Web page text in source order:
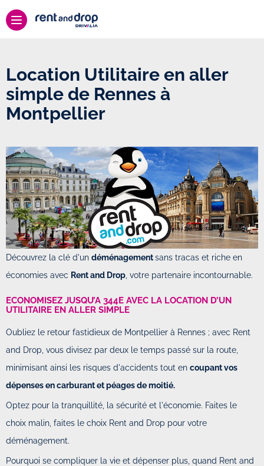
Location Utilitaire en aller
simple de Rennes à
Montpellier
Découvrez la clé d'un déménagementsans tracas et riche en
économies avec Rent and Drop , votre partenaire incontournable.
ECONOMISEZ JUSQU’A 344E AVEC LA LOCATION D’UN
UTILITAIRE EN ALLER SIMPLE
Oubliez le retour fastidieux de Montpellier à Rennes ; avec Rent
and Drop, vous divisez par deux le temps passé sur la route,
minimisant ainsi les risques d'accidents tout en coupant vos
dépenses en carburant et péages de moitié.
Optez pour la tranquillité, la sécurité et l'économie. Faites le
choix malin, faites le choix Rent and Drop pour votre
déménagement.
Pourquoi se compliquer la vie et dépenser plus, quand Rent and